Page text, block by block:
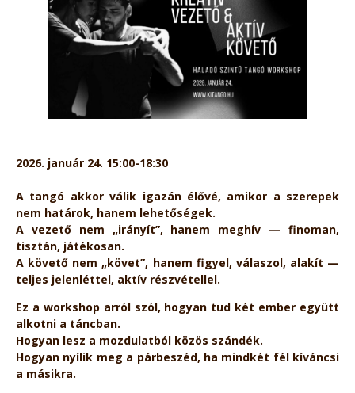
2026. január 24. 15:00-18:30
A tangó akkor válik igazán élővé, amikor a szerepek
nem határok, hanem lehetőségek.
A vezető nem „irányít”, hanem meghív — finoman,
tisztán, játékosan.
A követő nem „követ”, hanem figyel, válaszol, alakít —
teljes jelenléttel, aktív részvétellel.
Ez a workshop arról szól, hogyan tud két ember együtt
alkotni a táncban.
Hogyan lesz a mozdulatból közös szándék.
Hogyan nyílik meg a párbeszéd, ha mindkét fél kíváncsi
a másikra.